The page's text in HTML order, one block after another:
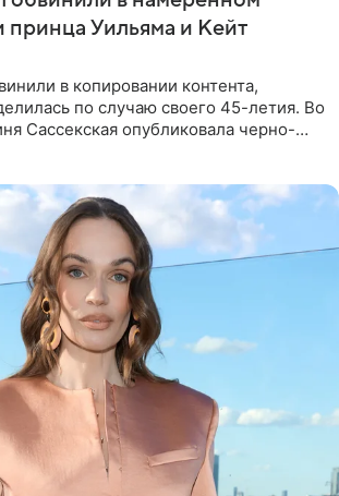
принца Уильяма и Кейт
в копировании контента,
по случаю своего 45-летия. Во
Сассекская опубликовала черно-